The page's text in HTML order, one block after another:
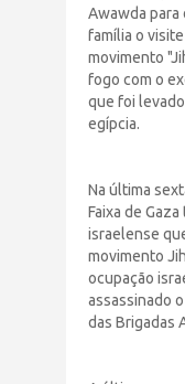
Awawda para
família o
movimento
fogo com o
que foi
egípcia.
Na última
Faixa de
israelense
movimento
ocupação
assassinado
das Brigadas